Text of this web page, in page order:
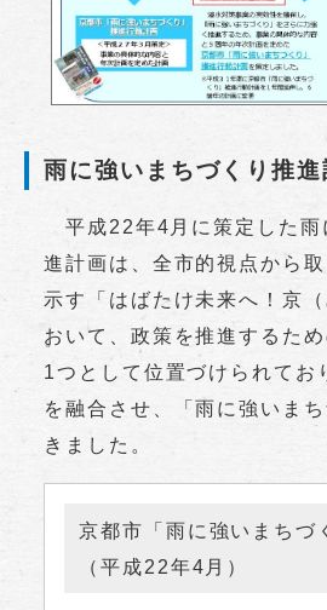
雨に強いまちづくり推
平成22年4月に策定した雨
進計画は、全市的視点から
示す「はばたけ未来へ！京
おいて、政策を推進するた
1つとして位置づけられてお
を融合させ、「雨に強いま
きました。
京都市「雨に強いまちづ
（平成22年4月）